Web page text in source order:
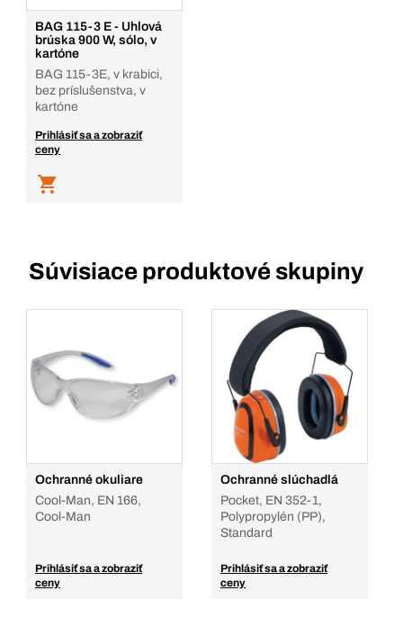
BAG 115-3 E - Uhlová
brúska 900 W, sólo, v
kartóne
BAG 115-3E, v krabici,
bez príslušenstva, v
kartóne
Prihlásiť sa a zobraziť
ceny
Súvisiace produktové skupiny
Ochranné okuliare
Cool-Man, EN 166,
Cool-Man
Prihlásiť sa a zobraziť
ceny
Ochranné slúchadlá
Pocket, EN 352-1,
Polypropylén (PP),
Standard
Prihlásiť sa a zobraziť
ceny